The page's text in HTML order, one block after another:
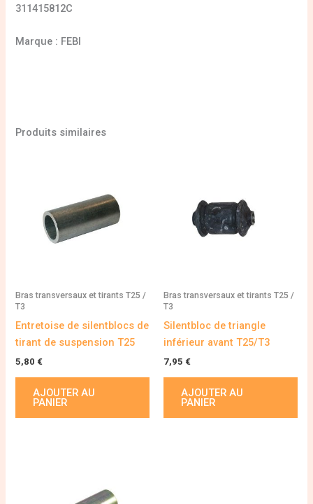
311415812C
Marque : FEBI
Produits similaires
Bras transversaux et tirants T25 /
T3
Entretoise de silentblocs de
tirant de suspension T25
5,80 €
AJOUTER AU
PANIER
Bras transversaux et tirants T25 /
T3
Silentbloc de triangle
inférieur avant T25/T3
7,95 €
AJOUTER AU
PANIER